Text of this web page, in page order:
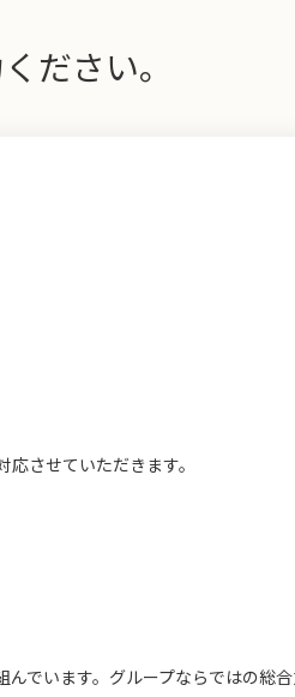
ださい。
させていただきます。
でいます。グループならではの総